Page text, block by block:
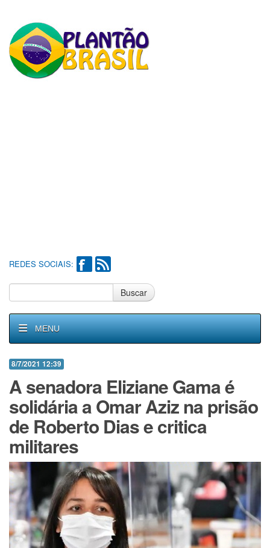
REDES SOCIAIS:
Buscar
MENU
8/7/2021 12:39
A senadora Eliziane Gama é
solidária a Omar Aziz na prisão
de Roberto Dias e critica
militares